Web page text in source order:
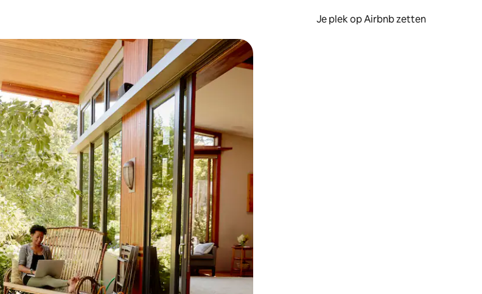
Je plek op Airbnb zetten
pijltjestoetsen omhoog en omlaag, óf door te tikken of swipen.